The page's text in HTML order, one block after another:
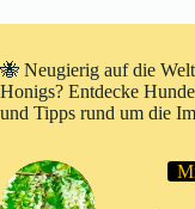
🐝 Neugierig auf die
Honigs? Entdecke
und Tipps rund um die